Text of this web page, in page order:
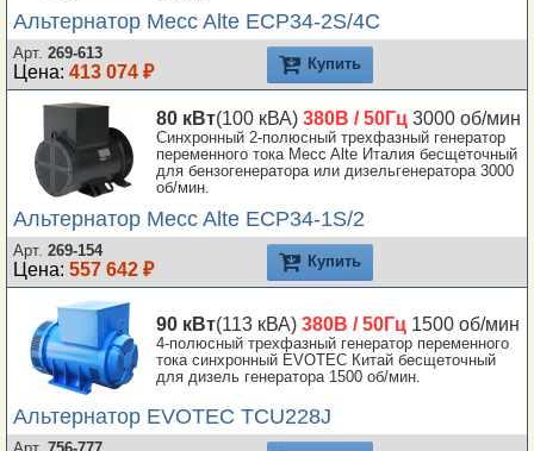
Альтернатор Mecc Alte ECP34-2S/4C
Арт. 269-613
Цена: 413 074 ₽ Купить
80 кВт(100 кВА) 380В / 50Гц 3000 об/мин
Синхронный 2-полюсный трехфазный генератор
переменного тока Mecc Alte Италия бесщеточный
для бензогенератора или дизельгенератора 3000
об/мин.
Альтернатор Mecc Alte ECP34-1S/2
Арт. 269-154
Цена: 557 642 ₽ Купить
90 кВт(113 кВА) 380В / 50Гц 1500 об/мин
4-полюсный трехфазный генератор переменного
тока синхронный EVOTEC Китай бесщеточный
для дизель генератора 1500 об/мин.
Альтернатор EVOTEC TCU228J